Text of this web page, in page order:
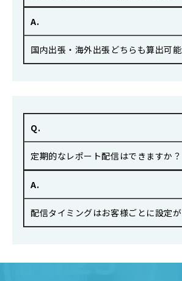
A.
国内出張・海外出張どちらも算出可能
Q.
定期的なレポート配信はできますか？
A.
配信タイミングはお客様ごとに設定が